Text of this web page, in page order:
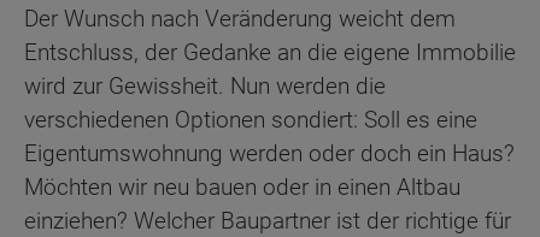
Der Wunsch nach Veränderung weicht dem
Entschluss, der Gedanke an die eigene Immobilie
wird zur Gewissheit. Nun werden die
verschiedenen Optionen sondiert: Soll es eine
Eigentumswohnung werden oder doch ein Haus?
Möchten wir neu bauen oder in einen Altbau
einziehen? Welcher Baupartner ist der richtige für